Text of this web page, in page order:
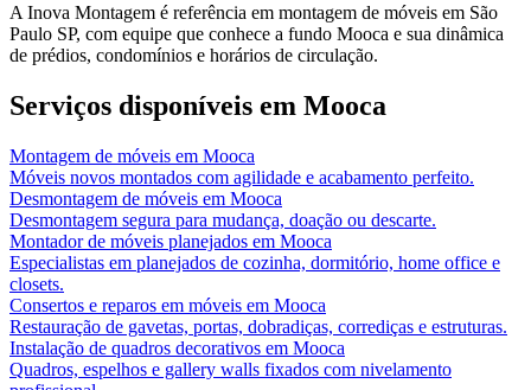
A Inova Montagem é referência em montagem de móveis em São
Paulo SP, com equipe que conhece a fundo Mooca e sua dinâmica
de prédios, condomínios e horários de circulação.
Serviços disponíveis em Mooca
Montagem de móveis em Mooca
Móveis novos montados com agilidade e acabamento perfeito.
Desmontagem de móveis em Mooca
Desmontagem segura para mudança, doação ou descarte.
Montador de móveis planejados em Mooca
Especialistas em planejados de cozinha, dormitório, home office e
closets.
Consertos e reparos em móveis em Mooca
Restauração de gavetas, portas, dobradiças, corrediças e estruturas.
Instalação de quadros decorativos em Mooca
Quadros, espelhos e gallery walls fixados com nivelamento